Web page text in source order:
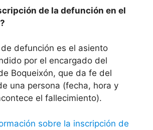
de la defunción en el
defunción es el asiento
por el encargado del
Boqueixón, que da fe del
una persona (fecha, hora y
el fallecimiento).
sobre la inscripción de